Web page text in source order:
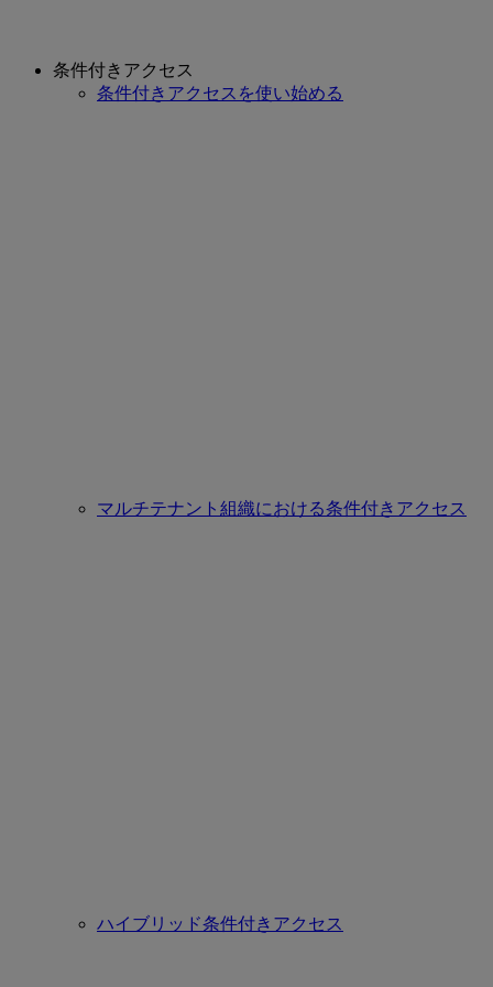
条件付きアクセス
条件付きアクセスを使い始める
マルチテナント組織における条件付きアクセス
ハイブリッド条件付きアクセス